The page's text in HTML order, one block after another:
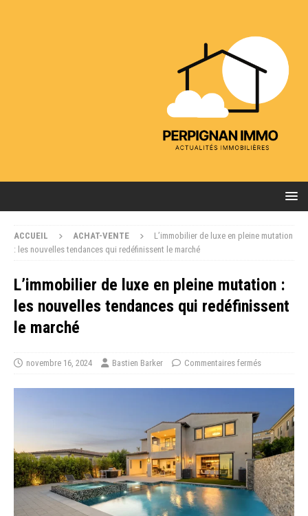
ACCUEIL ACHAT-VENTE
L’immobilier de luxe en pleine mutation
: les nouvelles tendances qui redéfinissent le marché
L’immobilier de luxe en pleine mutation :
les nouvelles tendances qui redéfinissent
le marché
novembre 16, 2024 Bastien Barker Commentaires fermés